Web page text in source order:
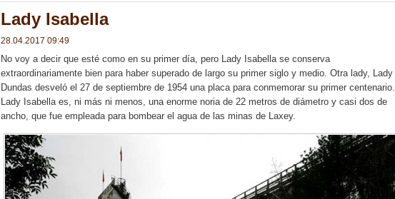
Lady Isabella
28.04.2017 09:49
No voy a decir que esté como en su primer día, pero Lady Isabella se conserva
extraordinariamente bien para haber superado de largo su primer siglo y medio. Otra lady, Lady
Dundas desveló el 27 de septiembre de 1954 una placa para conmemorar su primer centenario.
Lady Isabella es, ni más ni menos, una enorme noria de 22 metros de diámetro y casi dos de
ancho, que fue empleada para bombear el agua de las minas de Laxey.